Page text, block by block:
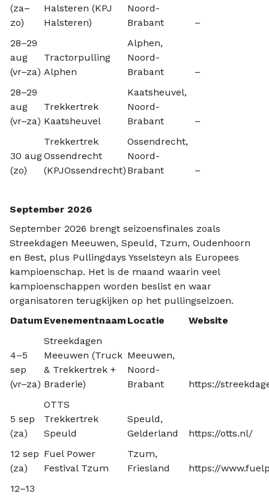
(za–
zo)
Halsteren (KPJ
Halsteren)
Noord-
Brabant
–
28–29
aug
(vr–za)
Tractorpulling
Alphen
Alphen,
Noord-
Brabant
–
28–29
aug
(vr–za)
Trekkertrek
Kaatsheuvel
Kaatsheuvel,
Noord-
Brabant
–
30 aug
(zo)
Trekkertrek
Ossendrecht
(KPJOssendrecht)
Ossendrecht,
Noord-
Brabant
–
September 2026
September 2026 brengt seizoensfinales zoals
Streekdagen Meeuwen, Speuld, Tzum, Oudenhoorn
en Best, plus Pullingdays Ysselsteyn als Europees
kampioenschap. Het is de maand waarin veel
kampioenschappen worden beslist en waar
organisatoren terugkijken op het pullingseizoen.
Datum Evenementnaam Locatie Website
4–5
sep
(vr–za)
Streekdagen
Meeuwen (Truck
& Trekkertrek +
Braderie)
Meeuwen,
Noord-
Brabant
https://
5 sep
(za)
OTTS
Trekkertrek
Speuld
Speuld,
Gelderland
https://otts.nl/
12 sep
(za)
Fuel Power
Festival Tzum
Tzum,
Friesland
https://
12–13